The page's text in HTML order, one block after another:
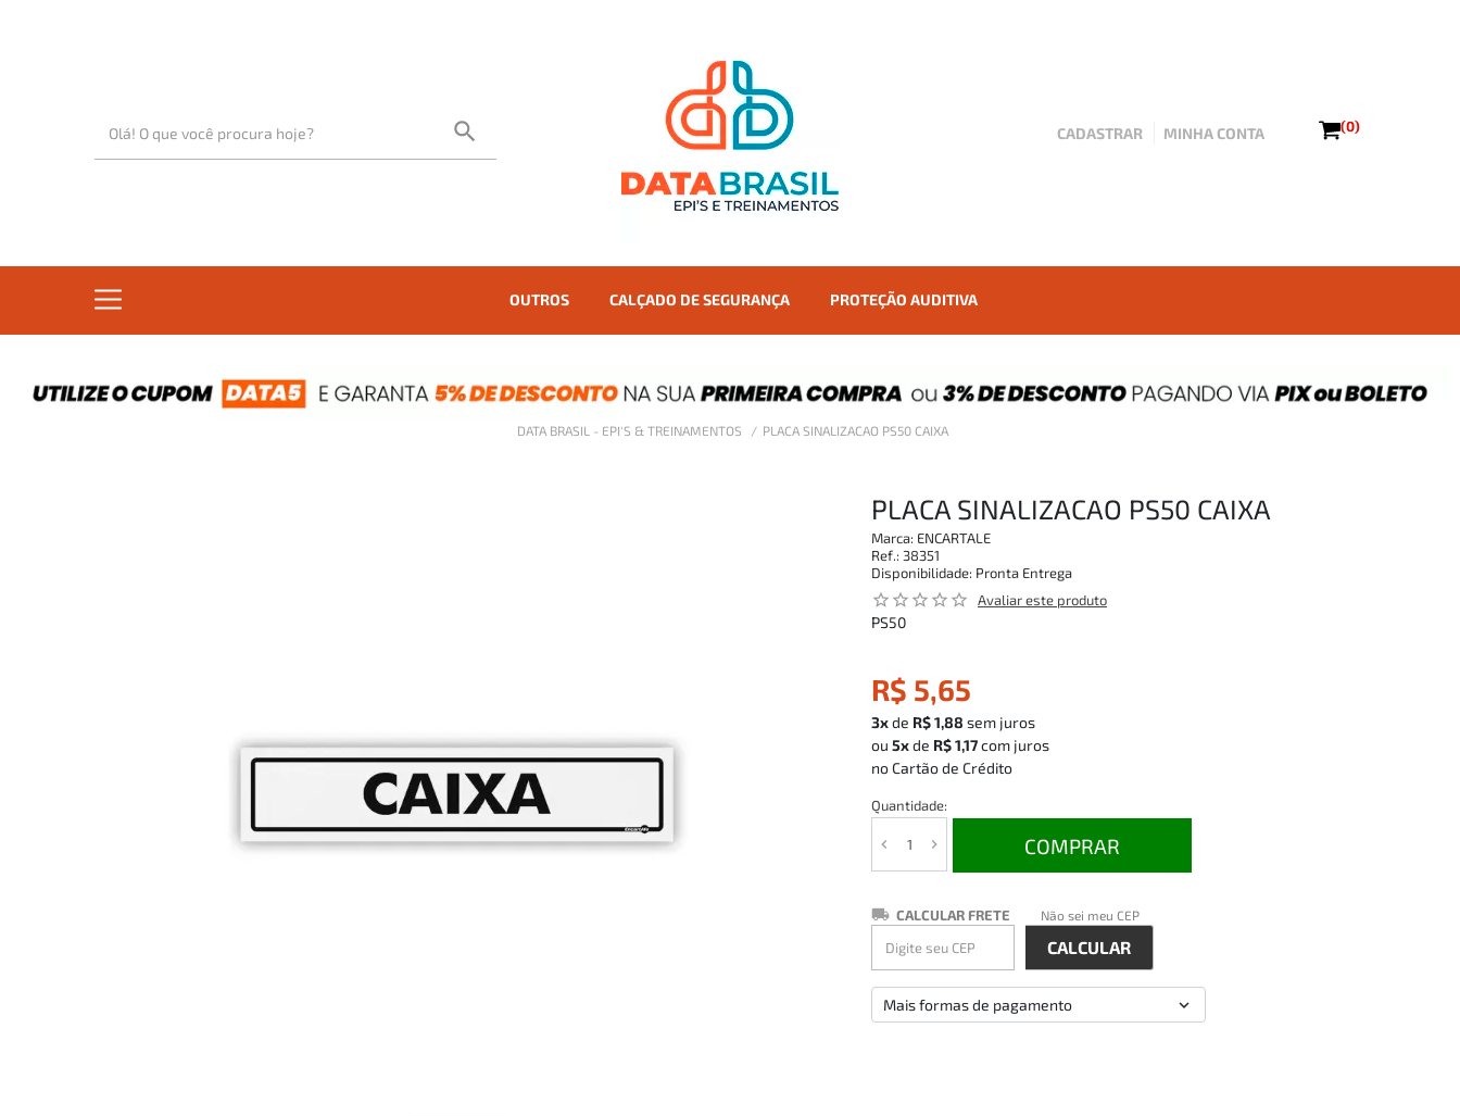
CADASTRAR MINHA CONTA (0)
OUTROS CALÇADO DE SEGURANÇA PROTEÇÃO AUDITIVA
DATA BRASIL - EPI'S & TREINAMENTOS PLACA SINALIZACAO PS50 CAIXA
PLACA SINALIZACAO PS50 CAIXA
Marca: ENCARTALE
Ref.: 38351
Disponibilidade: Pronta Entrega
star_outline star_outline star_outline star_outline star_outline Avaliar este produto
PS50
R$ 5,65
3xde R$ 1,88 sem juros
ou 5xde R$ 1,17com juros
no Cartão de Crédito
Quantidade:
COMPRAR
CALCULAR FRETE Não sei meu CEP
Mais formas de pagamento